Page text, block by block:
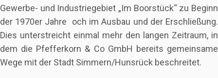
Gewerbe- und Industriegebiet „Im Boorstück“ zu Beginn
der 1970er Jahre och im Ausbau und der Erschließung.
Dies unterstreicht einmal mehr den langen Zeitraum, in
dem die Pfefferkorn & Co GmbH bereits gemeinsame
Wege mit der Stadt Simmern/Hunsrück beschreitet.